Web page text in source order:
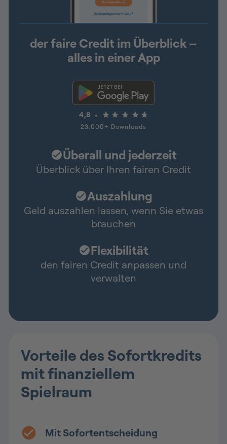
der faire Credit im Überblick –
alles in einer App
Überall und jederzeit
Überblick über Ihren fairen Credit
Auszahlung
Geld auszahlen lassen, wenn Sie etwas
brauchen
Flexibilität
den fairen Credit anpassen und
verwalten
4,8
23.000+ Downloads
Vorteile des Sofortkredits
mit finanziellem
Spielraum
Mit Sofortentscheidung